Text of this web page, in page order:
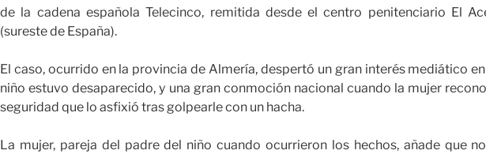
de la cadena española Telecinco, remitida desde el centro penitenciario El
(sureste de España).
El caso, ocurrido en la provincia de Almería, despertó un gran interés mediático
niño estuvo desaparecido, y una gran conmoción nacional cuando la mujer
seguridad que lo asfixió tras golpearle con un hacha.
La mujer, pareja del padre del niño cuando ocurrieron los hechos, añade que